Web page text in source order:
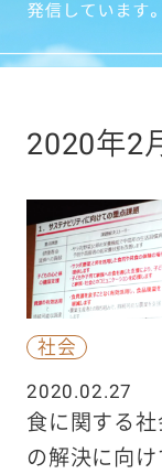
2020年2
社会
2020.02.27
食に関する
の解決に向け